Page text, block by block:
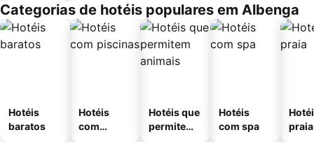
Categorias de hotéis populares em Albenga
Hotéis
baratos
Hotéis
com
Hotéis que
permitem
Hotéis
com spa
praia